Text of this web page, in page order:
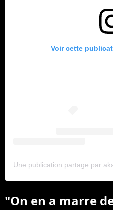
Voir cette
"On en a marre